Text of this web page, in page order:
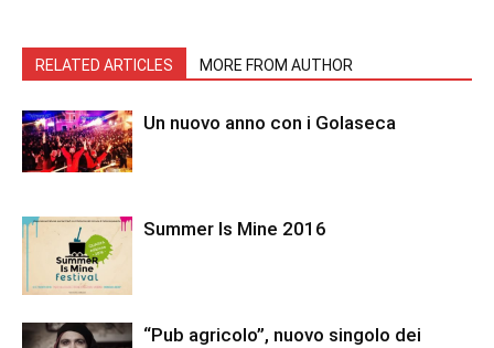
RELATED ARTICLES MORE FROM AUTHOR
Un nuovo anno con i Golaseca
Summer Is Mine 2016
“Pub agricolo”, nuovo singolo dei